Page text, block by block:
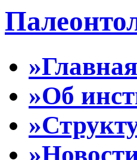
»Главная
»Об